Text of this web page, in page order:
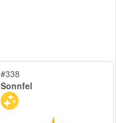
#338
Sonnfel